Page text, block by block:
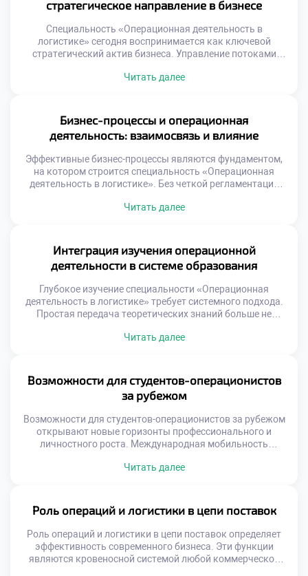
стратегическое направление в бизнесе
Специальность «Операционная деятельность в
логистике» сегодня воспринимается как ключевой
стратегический актив бизнеса. Управление потоками
продаж. Эффективные операции напрямую формируют
уникальной ценности для клиента. Скорость и
надежность доставки становятся важнее цены товара.
Бизнес выигрывает за счет превосходства в исполнении
Читать далее
Бизнес-процессы и операционная
деятельность: взаимосвязь и влияние
Эффективные бизнес-процессы являются фундаментом,
на котором строится специальность «Операционная
деятельность в логистике». Без четкой регламентации
Операционная деятельность реализует заложенные в
компании зависит от гармонии замысла и исполнения.
Многие организации страдают от разрыва между
стратегией и операциями. […]
Читать далее
Интеграция изучения операционной
деятельности в системе образования
Глубокое изучение специальности «Операционная
деятельность в логистике» требует системного подхода.
Простая передача теоретических знаний больше не
быть интегрирован с реальными бизнес-процессами.
подготовке кадров. Современная система образования
трансформируется под запросы рынка труда. Учебные
планы синхронизируются с изменениями в […]
Читать далее
Возможности для студентов-операционистов
за рубежом
Возможности для студентов-операционистов за рубежом
открывают новые горизонты профессионального и
личностного роста. Международная мобильность
логистического образования. Глобальные цепочки
конкурентоспособность выпускника на рынке труда.
Осознанный подход к международной активности
расширяет карьерные перспективы. Логистика по своей
природе является транснациональной деятельностью.
Понимание специфики иностранных […]
Читать далее
Роль операций и логистики в цепи поставок
Роль операций и логистики в цепи поставок определяет
эффективность современного бизнеса. Эти функции
являются кровеносной системой любой коммерческой